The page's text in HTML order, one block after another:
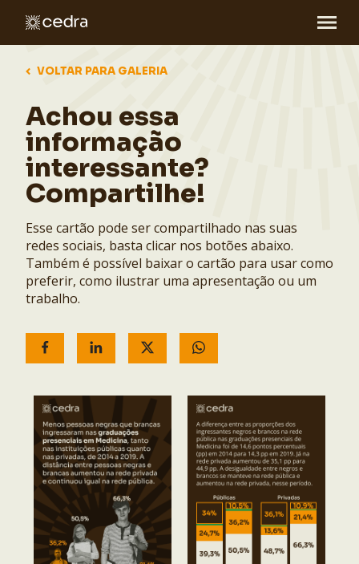
VOLTAR PARA GALERIA
Achou essa
informação
interessante?
Compartilhe!
Esse cartão pode ser compartilhado nas suas
redes sociais, basta clicar nos botões abaixo.
Também é possível baixar o cartão para usar como
preferir, como ilustrar uma apresentação ou um
trabalho.